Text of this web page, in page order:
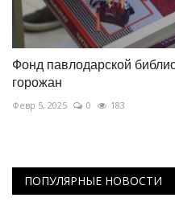
Фонд павлодарской
горожан
Февр 5, 2025 0 183
ПОПУЛЯРНЫЕ НОВОСТИ